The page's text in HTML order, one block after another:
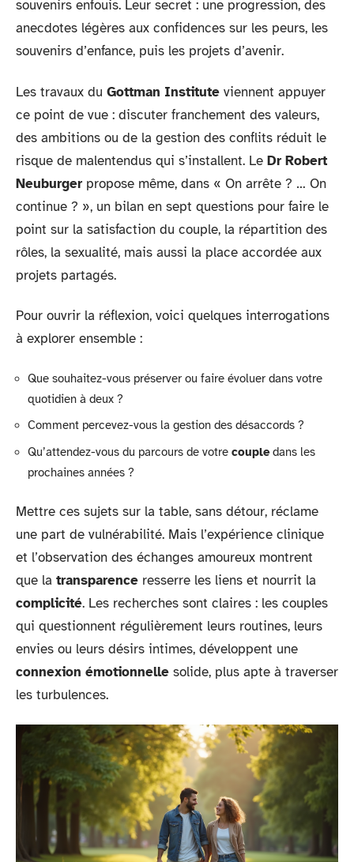
souvenirs enfouis. Leur secret : une progression, des
anecdotes légères aux confidences sur les peurs, les
souvenirs d’enfance, puis les projets d’avenir.
Les travaux du Gottman Institute viennent appuyer
ce point de vue : discuter franchement des valeurs,
des ambitions ou de la gestion des conflits réduit le
risque de malentendus qui s’installent. Le Dr Robert
Neuburger propose même, dans « On arrête ? … On
continue ? », un bilan en sept questions pour faire le
point sur la satisfaction du couple, la répartition des
rôles, la sexualité, mais aussi la place accordée aux
projets partagés.
Pour ouvrir la réflexion, voici quelques interrogations
à explorer ensemble :
Que souhaitez-vous préserver ou faire évoluer dans votre
quotidien à deux ?
Comment percevez-vous la gestion des désaccords ?
Qu’attendez-vous du parcours de votre coupledans les
prochaines années ?
Mettre ces sujets sur la table, sans détour, réclame
une part de vulnérabilité. Mais l’expérience clinique
et l’observation des échanges amoureux montrent
que la transparence resserre les liens et nourrit la
complicité. Les recherches sont claires : les couples
qui questionnent régulièrement leurs routines, leurs
envies ou leurs désirs intimes, développent une
connexion émotionnelle solide, plus apte à traverser
les turbulences.